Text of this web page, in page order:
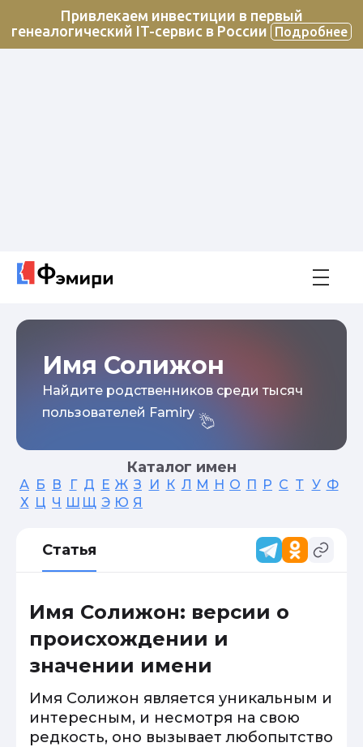
Привлекаем инвестиции в первый
генеалогический IT-сервис в России
Подробнее
Имя Солижон
Найдите родственников среди тысяч
пользователей Famiry
Каталог имен
А Б В Г Д Е Ж З И К Л М Н О П Р С Т У Ф
Х Ц Ч Ш Щ Э Ю Я
Статья
Имя Солижон: версии о
происхождении и
значении имени
Имя Солижон является уникальным и
интересным, и несмотря на свою
редкость, оно вызывает любопытство